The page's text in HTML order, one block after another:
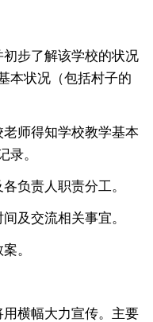
步了解该学校的状况
本状况（包括村子的
师得知学校教学基本
录。
负责人职责分工。
及交流相关事宜。
。
横幅大力宣传。主要